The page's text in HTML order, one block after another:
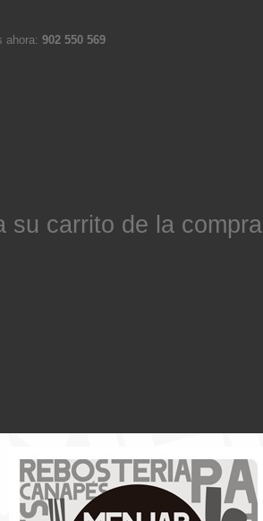
ahora: 902 550 569
su carrito de la compra